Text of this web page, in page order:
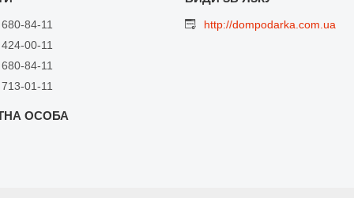
84-11
00-11
84-11
01-11
http://dompodarka.com.ua